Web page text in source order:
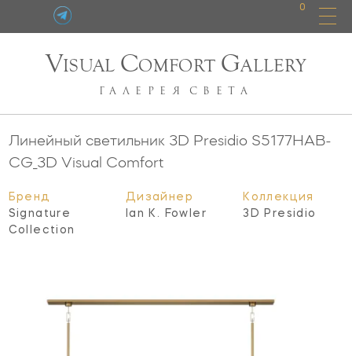
0
VISUAL COMFORT GALLERY
ГАЛЕРЕЯ СВЕТА
Линейный светильник 3D Presidio S5177HAB-
CG_3D Visual Comfort
Бренд
Signature
Collection
Дизайнер
Ian K. Fowler
Коллекция
3D Presidio